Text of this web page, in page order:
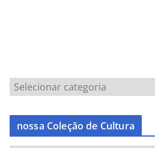
nossa Coleção de Cultura